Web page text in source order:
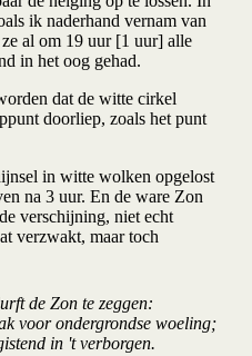
ik naderhand vernam van
al om 19 uur [1 uur] alle
in het oog gehad.
dat de witte cirkel
doorliep, zoals het punt
in witte wolken opgelost
na 3 uur. En de ware Zon
verschijning, niet echt
verzwakt, maar toch
de Zon te zeggen:
voor ondergrondse woeling;
in 't verborgen.